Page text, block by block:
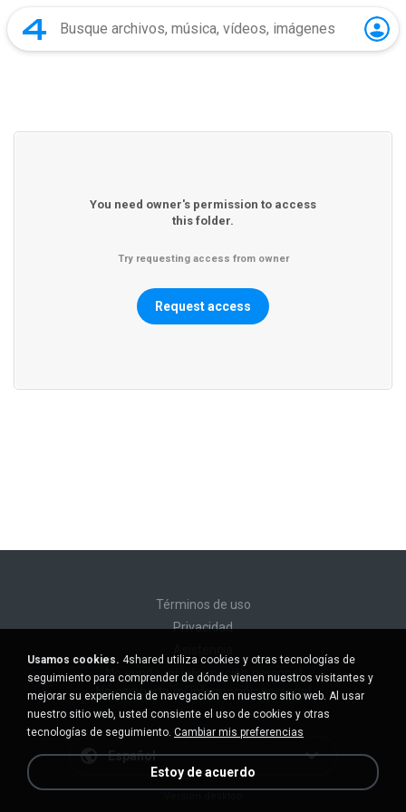
You need owner's permission to access
this folder.
Try requesting access from owner
Request access
Términos de uso
Privacidad
No venda mi información personal
No comparta mi información personal
Español
Usamos cookies. 4shared utiliza cookies y otras tecnologías de
seguimiento para comprender de dónde vienen nuestros visitantes y
mejorar su experiencia de navegación en nuestro sitio web. Al usar
nuestro sitio web, usted consiente el uso de cookies y otras
tecnologías de seguimiento. Cambiar mis preferencias
Estoy de acuerdo